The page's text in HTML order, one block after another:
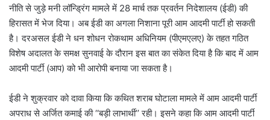
नीति से जुड़े मनी लॉन्ड्रिंग मामले में 28 मार्च तक प्रवर्तन निदेशालय (ईडी) की
हिरासत में भेज दिया। अब ईडी का अगला निशाना पूरी आम आदमी पार्टी हो सकती
है। दरअसल ईडी ने धन शोधन रोकथाम अधिनियम (पीएमएलए) के तहत गठित
विशेष अदालत के समक्ष सुनवाई के दौरान इस बात का संकेत दिया है कि बाद में आम
आदमी पार्टी (आप) को भी आरोपी बनाया जा सकता है।
ईडी ने शुक्रवार को दावा किया कि कथित शराब घोटाला मामले में आम आदमी पार्टी
अपराध से अर्जित कमाई की ‘‘बड़ी लाभार्थी’’ रही। इसने कहा कि आम आदमी पार्टी